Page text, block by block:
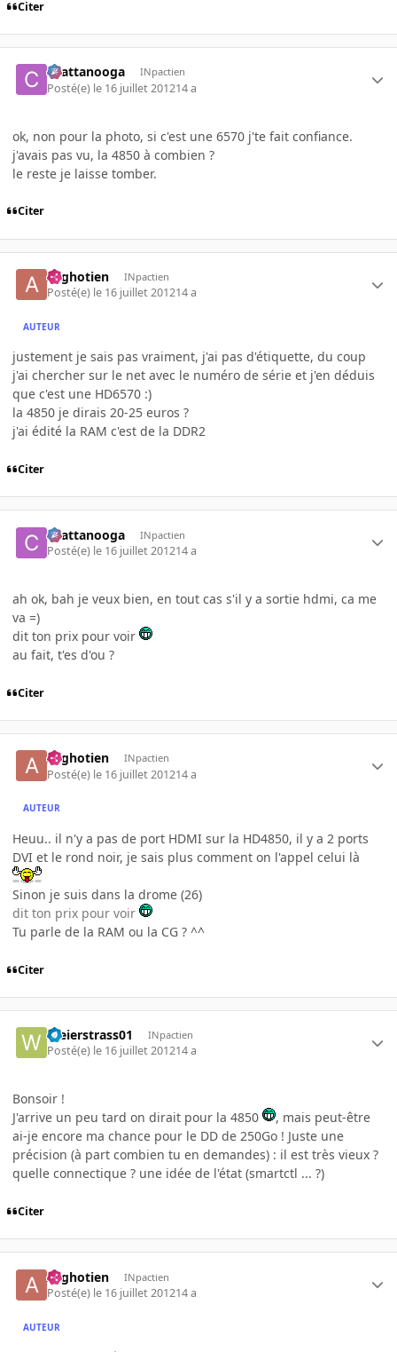
Citer
chattanooga INpactien
Posté(e) le 16 juillet 201214 a
ok, non pour la photo, si c'est une 6570 j'te fait confiance.
j'avais pas vu, la 4850 à combien ?
le reste je laisse tomber.
Citer
Arghotien INpactien
Posté(e) le 16 juillet 201214 a
AUTEUR
justement je sais pas vraiment, j'ai pas d'étiquette, du coup
j'ai chercher sur le net avec le numéro de série et j'en déduis
que c'est une HD6570 :)
la 4850 je dirais 20-25 euros ?
j'ai édité la RAM c'est de la DDR2
Citer
chattanooga INpactien
Posté(e) le 16 juillet 201214 a
ah ok, bah je veux bien, en tout cas s'il y a sortie hdmi, ca me
va =)
dit ton prix pour voir
au fait, t'es d'ou ?
Citer
Arghotien INpactien
Posté(e) le 16 juillet 201214 a
AUTEUR
Heuu.. il n'y a pas de port HDMI sur la HD4850, il y a 2 ports
DVI et le rond noir, je sais plus comment on l'appel celui là
Sinon je suis dans la drome (26)
dit ton prix pour voir
Tu parle de la RAM ou la CG ? ^^
Citer
Weierstrass01 INpactien
Posté(e) le 16 juillet 201214 a
Bonsoir !
J'arrive un peu tard on dirait pour la 4850
, mais peut-être
ai-je encore ma chance pour le DD de 250Go ! Juste une
précision (à part combien tu en demandes) : il est très vieux ?
quelle connectique ? une idée de l'état (smartctl ... ?)
Citer
Arghotien INpactien
Posté(e) le 16 juillet 201214 a
AUTEUR